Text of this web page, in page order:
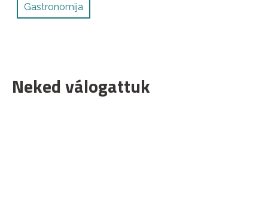
Gastronomija
Neked válogattuk